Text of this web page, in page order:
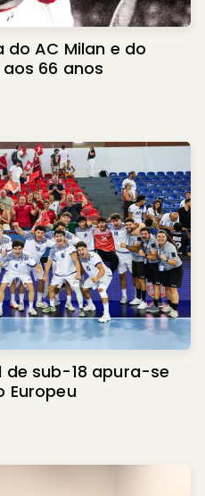
do AC Milan e do
66 anos
de sub-18 apura-se
Europeu